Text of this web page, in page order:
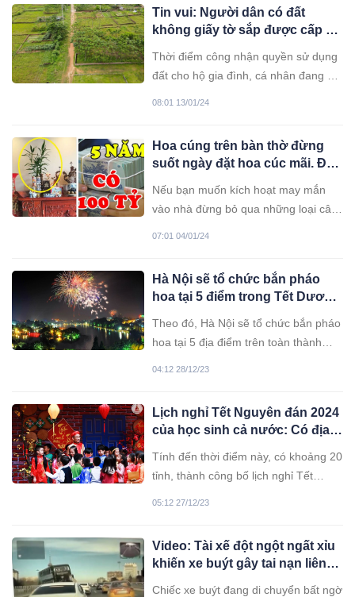
Tin vui: Người dân có đất
không giấy tờ sắp được cấp sổ
Thời điểm công nhận quyền sử dụng
đất cho hộ gia đình, cá nhân đang sử
giao đất trái thẩm quyền đến trước
ngày 1/7/2014.
08:01 13/01/24
Hoa cúng trên bàn thờ đừng
suốt ngày đặt hoa cúc mãi. Đây
mắn, giàu nhanh chóng mặt
Nếu bạn muốn kích hoạt may mắn
vào nhà đừng bỏ qua những loại cây
07:01 04/01/24
Hà Nội sẽ tổ chức bắn pháo
hoa tại 5 điểm trong Tết Dương
Theo đó, Hà Nội sẽ tổ chức bắn pháo
hoa tại 5 địa điểm trên toàn thành
04:12 28/12/23
Lịch nghỉ Tết Nguyên đán 2024
của học sinh cả nước: Có địa
Tính đến thời điểm này, có khoảng 20
tỉnh, thành công bố lịch nghỉ Tết
sinh nghỉ một tuần.
05:12 27/12/23
Video: Tài xế đột ngột ngất xỉu
khiến xe buýt gây tai nạn liên
Chiếc xe buýt đang di chuyển bất ngờ